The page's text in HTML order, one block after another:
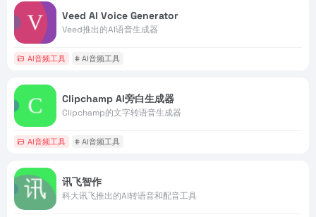
Veed AI Voice Generator
Veed推出的AI语音生成器
AI音频工具 # AI音频工具
Clipchamp AI旁白生成器
Clipchamp的文字转语音生成器
AI音频工具 # AI音频工具
讯飞智作
科大讯飞推出的AI转语音和配音工具